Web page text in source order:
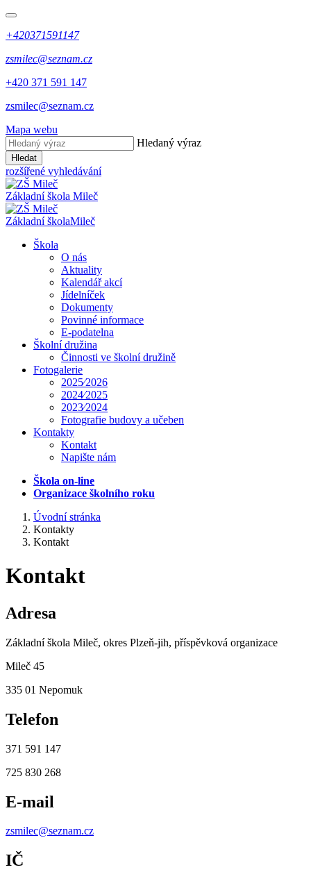
+420371591147
zsmilec@seznam.cz
+420 371 591 147
zsmilec@seznam.cz
Mapa webu
Hledaný výraz
Hledat
rozšířené vyhledávání
Základní škola Mileč
Základní školaMileč
Škola
O nás
Aktuality
Kalendář akcí
Jídelníček
Dokumenty
Povinné informace
E-podatelna
Školní družina
Činnosti ve školní družině
Fotogalerie
2025⁄2026
2024⁄2025
2023⁄2024
Fotografie budovy a učeben
Kontakty
Kontakt
Napište nám
Škola on-line
Organizace školního roku
Úvodní stránka
Kontakty
Kontakt
Kontakt
Adresa
Základní škola Mileč, okres Plzeň-jih, příspěvková organizace
Mileč 45
335 01 Nepomuk
Telefon
371 591 147
725 830 268
E-mail
zsmilec@seznam.cz
IČ